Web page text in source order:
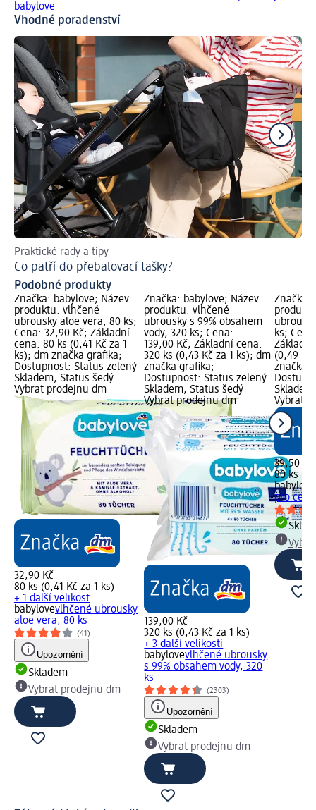
babylove
Vhodné poradenství
Praktické rady a tipy
Co patří do přebalovací tašky?
Podobné produkty
Značka: babylove; Název
produktu: vlhčené
ubrousky aloe vera, 80 ks;
Cena: 32,90 Kč; Základní
cena: 80 ks (0,41 Kč za 1
ks); dm značka grafika;
Dostupnost: Status zelený
Skladem, Status šedý
Vybrat prodejnu dm
32,90 Kč
80 ks (0,41 Kč za 1 ks)
+ 1 další velikost
babylovevlhčené ubrousky
aloe vera, 80 ks
(41)
Upozornění
Skladem
Vybrat prodejnu dm
Značka: babylove; Název
produktu: vlhčené
ubrousky s 99% obsahem
vody, 320 ks; Cena:
139,00 Kč; Základní cena:
320 ks (0,43 Kč za 1 ks); dm
značka grafika;
Dostupnost: Status zelený
Skladem, Status šedý
Vybrat prodejnu dm
139,00 Kč
320 ks (0,43 Kč za 1 ks)
+ 3 další velikosti
babylovevlhčené ubrousky
s 99% obsahem vody, 320
ks
(2303)
Upozornění
Skladem
Vybrat prodejnu dm
Značka:
ks;
(0,49 Kč
značka
Vybrat
39,50 Kč
80 ks
babylove
pro celé